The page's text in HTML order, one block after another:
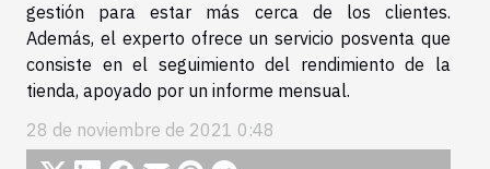
gestión para estar más cerca de los clientes.
Además, el experto ofrece un servicio posventa que
consiste en el seguimiento del rendimiento de la
tienda, apoyado por un informe mensual.
28 de noviembre de 2021 0:48